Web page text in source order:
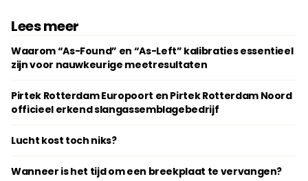
Lees meer
Waarom “As-Found” en “As-Left” kalibraties essentieel
zijn voor nauwkeurige meetresultaten
Pirtek Rotterdam Europoort en Pirtek Rotterdam Noord
officieel erkend slangassemblagebedrijf
Lucht kost toch niks?
Wanneer is het tijd om een breekplaat te vervangen?